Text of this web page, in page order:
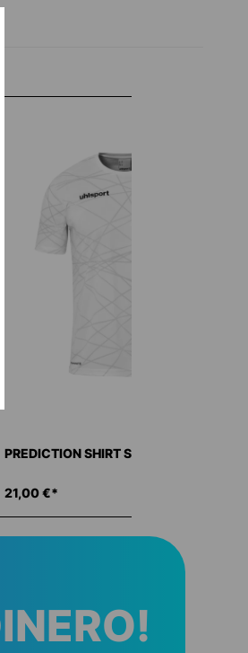
PREDICTION SHIRT SHORT-SLEEVED
21,00 €*